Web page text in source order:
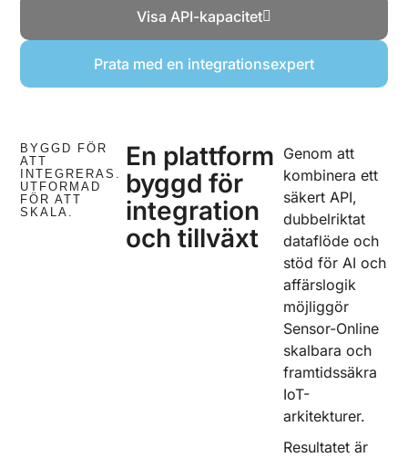
Visa API-kapacitet
Prata med en integrationsexpert
BYGGD FÖR
ATT
INTEGRERAS.
UTFORMAD
FÖR ATT
SKALA.
En plattform
byggd för
integration
och tillväxt
Genom att
kombinera ett
säkert API,
dubbelriktat
dataflöde och
stöd för AI och
affärslogik
möjliggör
Sensor-Online
skalbara och
framtidssäkra
IoT-
arkitekturer.
Resultatet är